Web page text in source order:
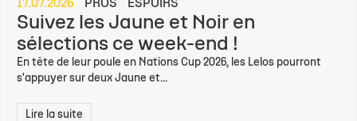
17.07.2026 PROS ESPOIRS
Suivez les Jaune et Noir en
sélections ce week-end !
En tête de leur poule en Nations Cup 2026, les Lelos pourront
s'appuyer sur deux Jaune et...
Lire la suite